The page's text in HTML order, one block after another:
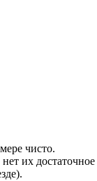
чисто.
их достаточное